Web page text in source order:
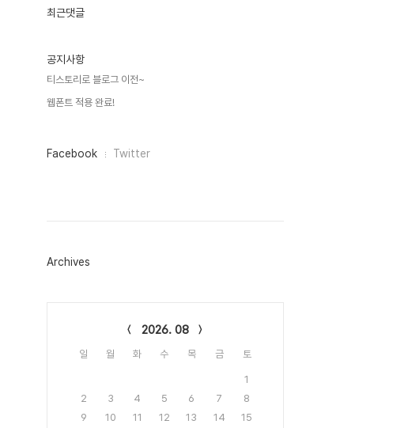
인
최근댓글
공지사항
티스토리로 블로그 이전~
웹폰트 적용 완료!
페
그
Facebook Twitter
Archives
2026. 08
일 월 화 수 목 금 토
1
2
3 4 5 6 7
8
9
10 11 12 13 14
15